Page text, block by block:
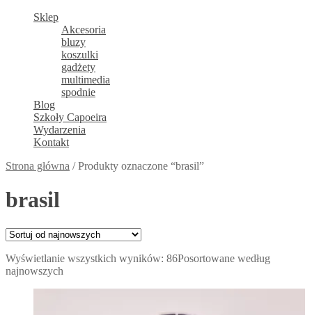
Sklep
Akcesoria
bluzy
koszulki
gadżety
multimedia
spodnie
Blog
Szkoły Capoeira
Wydarzenia
Kontakt
Strona główna /Produkty oznaczone “brasil”
brasil
Wyświetlanie wszystkich wyników: 86Posortowane według
najnowszych